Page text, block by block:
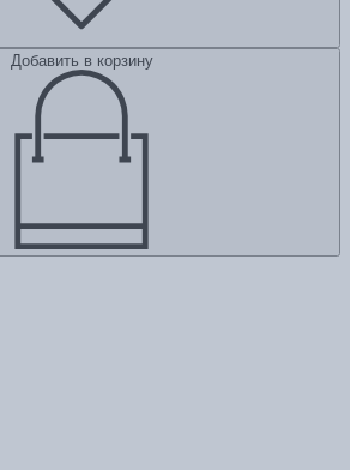
Добавить в корзину